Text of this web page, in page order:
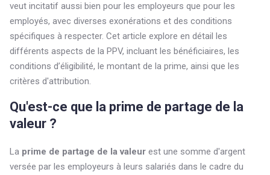
veut incitatif aussi bien pour les employeurs que pour les
employés, avec diverses exonérations et des conditions
spécifiques à respecter. Cet article explore en détail les
différents aspects de la PPV, incluant les bénéficiaires, les
conditions d’éligibilité, le montant de la prime, ainsi que les
critères d'attribution.
Qu'est-ce que la prime de partage de la
valeur ?
La prime de partage de la valeur est une somme d'argent
versée par les employeurs à leurs salariés dans le cadre du